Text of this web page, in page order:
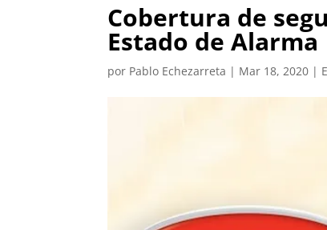
Cobertura de
Estado de Alarma
por Pablo Echezarreta | Mar 18, 2020 |